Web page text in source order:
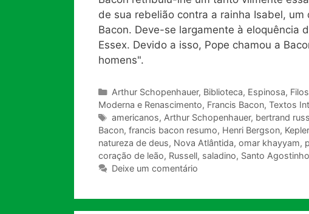
de sua rebelião contra a rainha Isabel,
Bacon. Deve-se largamente à eloquência
Essex. Devido a isso, Pope chamou a
homens".
Categorias
Arthur Schopenhauer, Biblioteca, Espinosa,
Moderna e Renascimento, Francis Bacon, Textos
Tags
americanos, Arthur Schopenhauer, bertrand
Bacon, francis bacon resumo, Henri Bergson, Kepler
natureza de deus, Nova Atlântida, omar khayyam,
coração de leão, Russell, saladino, Santo Agostinho
Deixe um comentário